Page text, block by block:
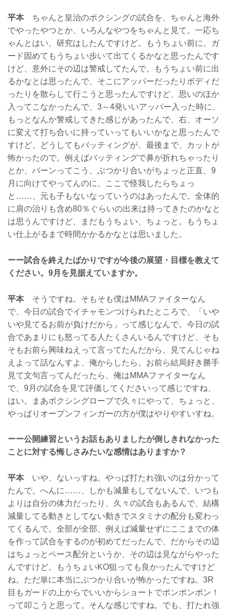
平本ちゃんと皇治のボクシングの試合を、ちゃんと海外
でやったやつとか、いろんなやつをちゃんと見て。一応ち
ゃんとはい、研究はしたんですけど。もうちょい前に、ガ
ード固めてもうちょい歩いて出てくるかなと思ったんです
けど、意外にその辺は警戒してたんで。もうちょい前に出
るかなとは思ったんで、そこにアッパーだったりボディだ
ったりを散らして行こうと思ったんですけど、思いのほか
入ってこなかったんで、3～4発いいアッパー入った時に、
もっとなんか警戒してきた感じがあったんで、右、オーソ
に変えて打ち合いに持っていってもいいかなと思ったんで
すけど、どうしてもバッティングが、最後まで、カットが
怖かったので。例えばバッティングで鼻が折れちゃったり
とか、バーンってこう、ぶつかり合いがちょっと正直、9
月に向けてやってんのに、ここで怪我したらちょっ
と……、元も子もないなっていうのはあったんで。全体的
に肩の治りも含め80％ぐらいの出来は持ってきたのかなと
は思うんですけど、まだもうちょい、ちょっと。もうちょ
い仕上がるまで時間かかるかなとは思いました。
ーー試合を終えたばかりですが今後の展望・目標を教えて
ください。9月を見据えていますか。
平本そうですね。そもそも僕はMMAファイターなん
で、今日の試合でイチャモンつけられたところで、「いや
いや見てるお前が負けだから」って感じなんで。今日の試
合であまりにも怒ってる人たくさんいるんですけど、そも
そもお前ら興味ねえって言ってたんだから、見てんじゃね
えよって話なんすよ、俺からしたら。お前ら結局好き勝手
見て文句言ってんだったら、俺はMMAファイターなん
で、9月の試合を見て評価してくださいって感じですね、
はい。まあボクシングローブで久々にやって、ちょっと、
やっぱりオープンフィンガーの方が僕はやりやすいすね。
ーー公開練習というお話もありましたが倒しきれなかった
ことに対する悔しさみたいな感情はありますか？
平本いや、ないっすね。やっぱ打たれ強いのは分かって
たんで。へんに……、しかも減量もしてないんで、いつも
よりは自分の体力だったり、久々の試合もあるんで、結構
減量してる動きとしてない動きでスタミナの配分も変わっ
てくるんで。全部が全部、例えば減量せずにここまでの体
を作って試合をするのが初めてだったんで、だからその辺
はちょっとペース配分というか、その辺は見ながらやった
んですけど。もうちょいKO狙っても良かったんですけど
ね。ただ単に本当にぶつかり合いが怖かったですね。3R
目もガードの上からでいいからショートでポンポンポン！
って叩こうと思って。そんな感じですね。でも、打たれ強